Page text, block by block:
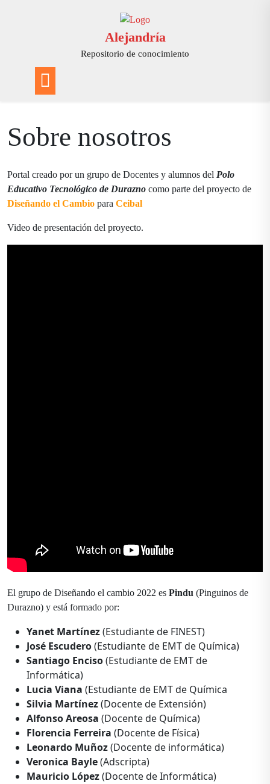
Alejandría
Repositorio de conocimiento
Sobre nosotros
Portal creado por un grupo de Docentes y alumnos del Polo
Educativo Tecnológico de Durazno como parte del proyecto de
Diseñando el Cambio para Ceibal
Video de presentación del proyecto.
El grupo de Diseñando el cambio 2022 es Pindu (Pinguinos de
Durazno) y está formado por:
Yanet Martínez(Estudiante de FINEST)
José Escudero(Estudiante de EMT de Química)
Santiago Enciso(Estudiante de EMT de
Informática)
Lucia Viana (Estudiante de EMT de Química
Silvia Martínez(Docente de Extensión)
Alfonso Areosa (Docente de Química)
Florencia Ferreira (Docente de Física)
Leonardo Muñoz(Docente de informática)
Veronica Bayle(Adscripta)
Mauricio López(Docente de Informática)